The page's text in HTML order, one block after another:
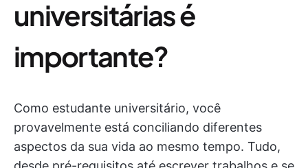
universitárias é
importante?
Como estudante universitário, você
provavelmente está conciliando diferentes
aspectos da sua vida ao mesmo tempo. Tudo,